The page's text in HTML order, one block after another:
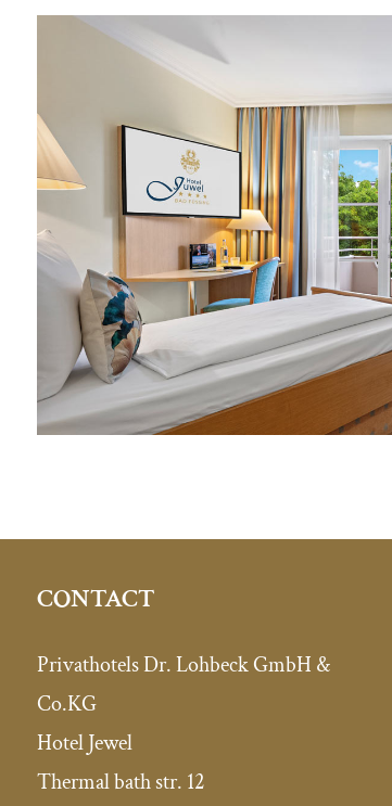
CONTACT
Privathotels Dr. Lohbeck GmbH &
Co.KG
Hotel Jewel
Thermal bath str. 12